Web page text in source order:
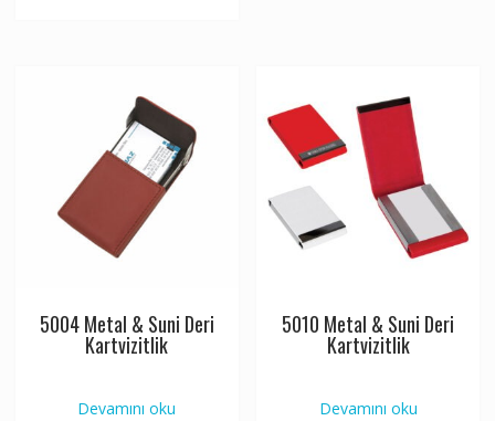
5004 Metal & Suni Deri
Kartvizitlik
Devamını oku
5010 Metal & Suni Deri
Kartvizitlik
Devamını oku